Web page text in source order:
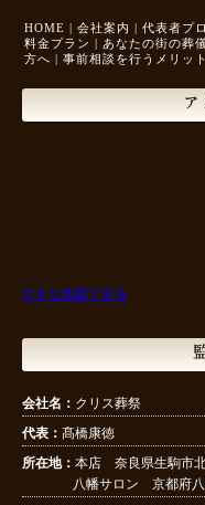
HOME | 会社案内 | 代表者プ
料金プラン | あなたの街の葬
方へ | 事前相談を行うメリット
大きな地図で見る
会社名： クリス葬祭
代表： 髙橋康徳
所在地： 本店 奈良県生駒市
八幡サロン 京都府八